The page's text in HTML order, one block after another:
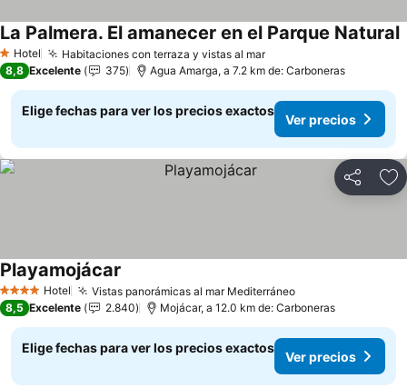
1 Estrellas
Hotel Habitaciones con terraza y vistas al mar
La Palmera. El amanecer en el Parque Natural
8,8 Excelente 375 Agua Amarga, a 7.2 km de: Carboneras
Elige fechas para ver los precios exactos
Ver precios
Compartir
4 EstrellasHotel Vistas panorámicas al mar Mediterráneo
Playamojácar
8,5 Excelente 2.840 Mojácar, a 12.0 km de: Carboneras
Elige fechas para ver los precios exactos
Ver precios